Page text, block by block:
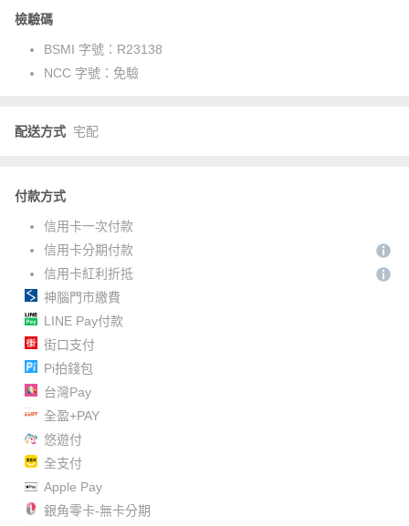
檢驗碼
BSMI 字號： R23138
NCC 字號： 免驗
配送方式 宅配
付款方式
信用卡一次付款
信用卡分期付款
信用卡紅利折抵
神腦門市繳費
LINE Pay付款
街口支付
Pi拍錢包
台灣Pay
全盈+PAY
悠遊付
全支付
Apple Pay
銀角零卡-無卡分期